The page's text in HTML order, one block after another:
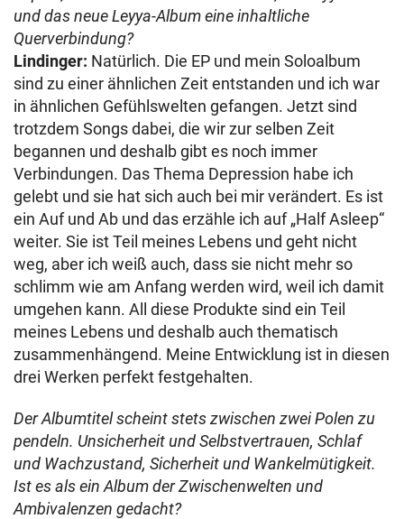
und das neue Leyya-Album eine inhaltliche
Querverbindung?
Lindinger: Natürlich. Die EP und mein Soloalbum
sind zu einer ähnlichen Zeit entstanden und ich war
in ähnlichen Gefühlswelten gefangen. Jetzt sind
trotzdem Songs dabei, die wir zur selben Zeit
begannen und deshalb gibt es noch immer
Verbindungen. Das Thema Depression habe ich
gelebt und sie hat sich auch bei mir verändert. Es ist
ein Auf und Ab und das erzähle ich auf „Half Asleep“
weiter. Sie ist Teil meines Lebens und geht nicht
weg, aber ich weiß auch, dass sie nicht mehr so
schlimm wie am Anfang werden wird, weil ich damit
umgehen kann. All diese Produkte sind ein Teil
meines Lebens und deshalb auch thematisch
zusammenhängend. Meine Entwicklung ist in diesen
drei Werken perfekt festgehalten.
Der Albumtitel scheint stets zwischen zwei Polen zu
pendeln. Unsicherheit und Selbstvertrauen, Schlaf
und Wachzustand, Sicherheit und Wankelmütigkeit.
Ist es als ein Album der Zwischenwelten und
Ambivalenzen gedacht?